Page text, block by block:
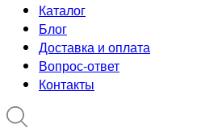
Каталог
Блог
Доставка и оплата
Вопрос-ответ
Контакты